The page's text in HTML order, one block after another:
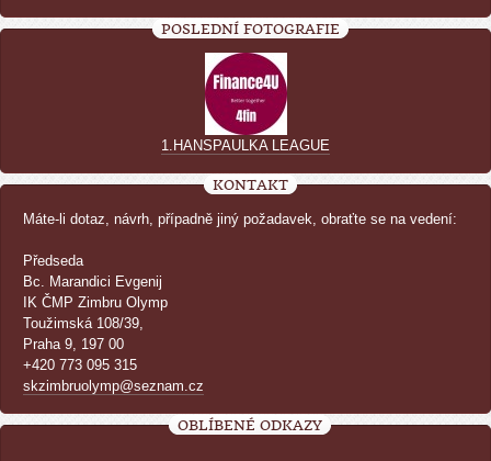
POSLEDNÍ FOTOGRAFIE
1.HANSPAULKA LEAGUE
KONTAKT
Máte-li dotaz, návrh, případně jiný požadavek, obraťte se na vedení:
Předseda
Bc. Marandici Evgenij
IK ČMP Zimbru Olymp
Toužimská 108/39,
Praha 9, 197 00
+420 773 095 315
skzimbruolymp@seznam.cz
OBLÍBENÉ ODKAZY